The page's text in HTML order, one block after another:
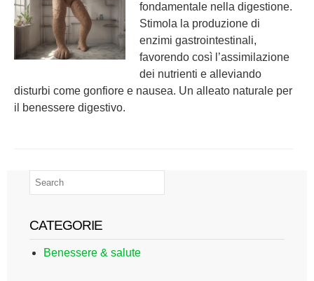
fondamentale nella digestione.
Stimola la produzione di
enzimi gastrointestinali,
favorendo così l’assimilazione
dei nutrienti e alleviando
disturbi come gonfiore e nausea. Un alleato naturale per
il benessere digestivo.
CATEGORIE
Benessere & salute